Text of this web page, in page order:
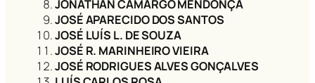
JONATHAN CAMARGO MENDONÇA
JOSÉ APARECIDO DOS SANTOS
JOSÉ LUÍS L. DE SOUZA
JOSÉ R. MARINHEIRO VIEIRA
JOSÉ RODRIGUES ALVES GONÇALVES